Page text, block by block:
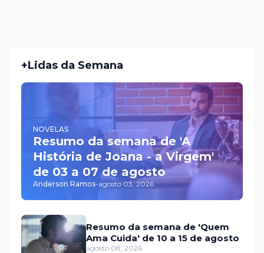
+Lidas da Semana
NOVELAS
Resumo da semana de 'A
História de Joana - a Virgem'
de 03 a 07 de agosto
Anderson Ramos-agosto 03, 2026
Resumo da semana de 'Quem
Ama Cuida' de 10 a 15 de agosto
agosto 08, 2026